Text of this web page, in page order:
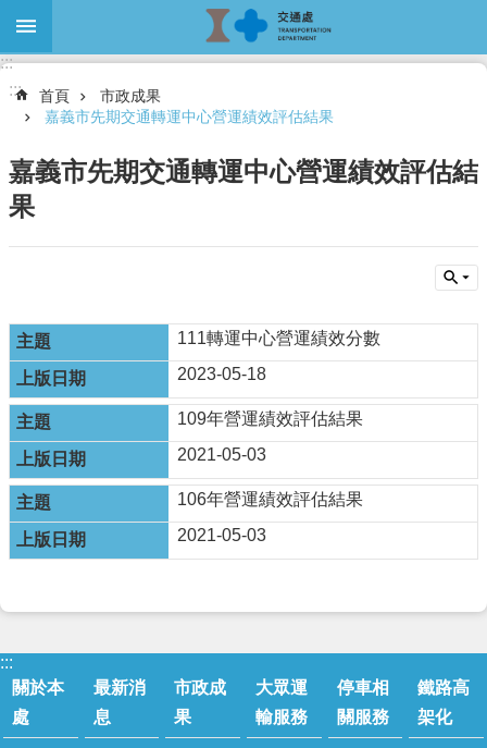
跳到主要內容區塊
進
階
搜
於
最
新
消
息
大
眾
運
輸
服
務
相
關
服
務
:::
:::
首頁
市政成果
嘉義市先期交通轉運中心營運績效評估結果
嘉義市先期交通轉運中心營運績效評估結
果
111轉運中心營運績效分數
2023-05-18
109年營運績效評估結果
2021-05-03
106年營運績效評估結果
2021-05-03
:::
關於本
處
最新消
息
市政成
果
大眾運
輸服務
停車相
關服務
鐵路高
架化